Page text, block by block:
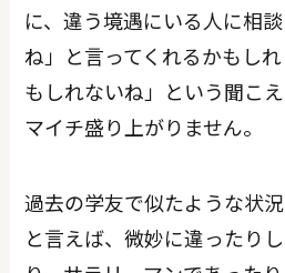
に、違う境遇にいる人に相
ね」と言ってくれるかもし
もしれないね」という聞こ
マイチ盛り上がりません。
過去の学友で似たような状
と言えば、微妙に違ったり